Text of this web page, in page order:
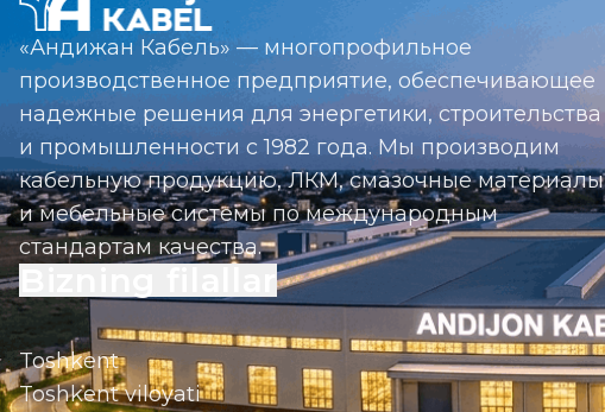
«Андижан Кабель» — многопрофильное
производственное предприятие, обеспечивающее
надежные решения для энергетики, строительства
и промышленности с 1982 года. Мы производим
кабельную продукцию, ЛКМ, смазочные материалы
и мебельные системы по международным
стандартам качества.
Bizning filallar
Toshkent
Toshkent viloyati